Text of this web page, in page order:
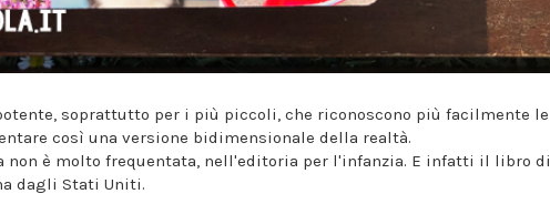
soprattutto per i più piccoli, che riconoscono più facilmente le
così una versione bidimensionale della realtà.
non è molto frequentata, nell'editoria per l'infanzia. E infatti il libro di
dagli Stati Uniti.